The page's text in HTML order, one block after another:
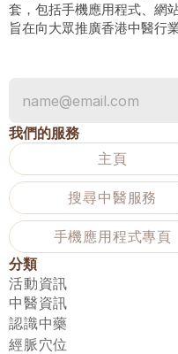
套，包括手機應用程式、網
旨在向大眾推廣香港中醫行
我們的服務
主頁
搜尋中醫服務
手機應用程式專頁
分類
活動資訊
中醫資訊
認識中藥
經脈穴位